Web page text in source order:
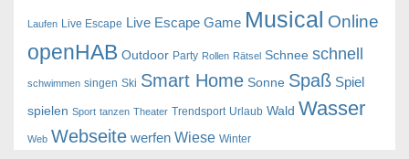
Laufen Live Escape Live Escape Game Musical Online
openHAB Outdoor Party Rollen Rätsel Schnee schnell
schwimmen singen Ski Smart Home Sonne Spaß Spiel
spielen Sport tanzen Theater Trendsport Urlaub Wald Wasser
Web Webseite werfen Wiese Winter